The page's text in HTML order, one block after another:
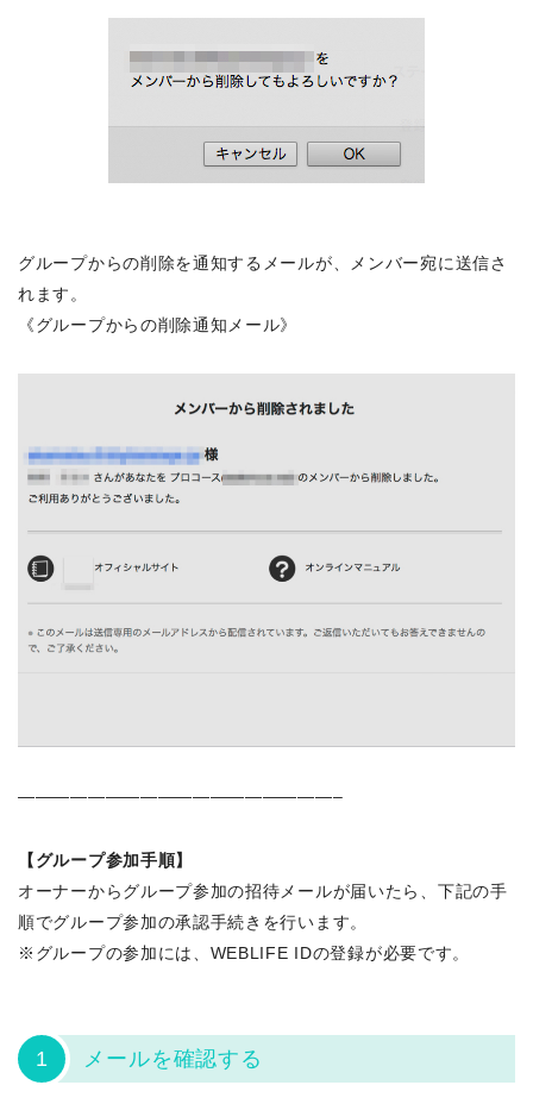
グループからの削除を通知するメールが、メンバー宛に送信さ
れます。
《グループからの削除通知メール》
——————————————————–
【グループ参加手順】
オーナーからグループ参加の招待メールが届いたら、下記の手
順でグループ参加の承認手続きを行います。
※グループの参加には、WEBLIFE IDの登録が必要です。
1 メールを確認する